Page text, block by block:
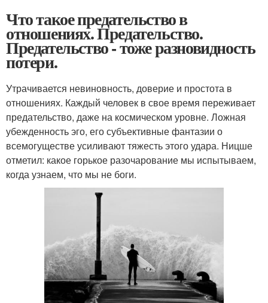
Что такое предательство в
отношениях. Предательство.
Предательство - тоже разновидность
потери.
Утрачивается невиновность, доверие и простота в
отношениях. Каждый человек в свое время переживает
предательство, даже на космическом уровне. Ложная
убежденность эго, его субъективные фантазии о
всемогуществе усиливают тяжесть этого удара. Ницше
отметил: какое горькое разочарование мы испытываем,
когда узнаем, что мы не боги.